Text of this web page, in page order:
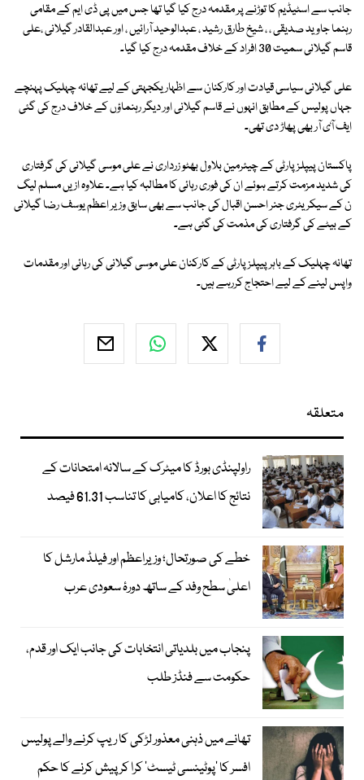
جانب سے اسٹیڈیم کا توڑنے پر مقدمہ درج کیا گیا تھا جس میں پی ڈی ایم کے مقامی
رہنما جاوید صدیقی ، ، شیخ طارق رشید ، عبدالوحید آرائیں ، اور عبدالقادر گیلانی ،علی
قاسم گیلانی سمیت 30 افراد کے خلاف مقدمہ درج کیا گیا۔
علی گیلانی سیاسی قیادت اور کارکنان سے اظہار یکجہتی کے لیے تھانہ چہلیک پہنچے
جہاں پولیس کے مطابق انہوں نے قاسم گیلانی اور دیگر رہنماؤں کے خلاف درج کی گئی
ایف آٗی آر بھی پھاڑ دی تھی۔
پاکستان پیپلز پارٹی کے چیئرمین بلاول بھٹو زرداری نے علی موسی گیلانی کی گرفتاری
کی شدید مزمت کرتے ہوئے ان کی فوری رہائی کا مطالبہ کیا ہے۔ علاوہ ازیں مسلم لیگ
ن کے سیکریٹری جنر احسن اقبال کی جانب سے بھی سابق وزیر اعظم یوسف رضا گیلانی
کے بیٹے کی گرفتاری کی مذمت کی گئی ہے۔
تھانہ چہلیک کے باہر پیپلز پارٹی کے کارکنان علی موسی گیلانی کی رہائی اور مقدمات
واپس لینے کے لیے احتجاج کررہے ہیں۔
متعلقہ
راولپنڈی بورڈ کا میٹرک کے سالانہ امتحانات کے
نتائج کا اعلان، کامیابی کا تناسب 61.31 فیصد
خطے کی صورتحال؛ وزیراعظم اور فیلڈ مارشل کا
اعلیٰ سطح وفد کے ساتھ دورۂ سعودی عرب
پنجاب میں بلدیاتی انتخابات کی جانب ایک اور قدم،
حکومت سے فنڈز طلب
تھانے میں ذہنی معذور لڑکی کا ریپ کرنے والے پولیس
افسر کا ’پوٹینسی ٹیسٹ‘ کرا کر پیش کرنے کا حکم